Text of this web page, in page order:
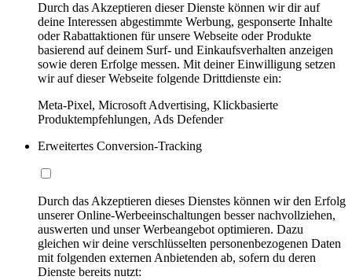
Durch das Akzeptieren dieser Dienste können wir dir auf
deine Interessen abgestimmte Werbung, gesponserte Inhalte
oder Rabattaktionen für unsere Webseite oder Produkte
basierend auf deinem Surf- und Einkaufsverhalten anzeigen
sowie deren Erfolge messen. Mit deiner Einwilligung setzen
wir auf dieser Webseite folgende Drittdienste ein:
Meta-Pixel, Microsoft Advertising, Klickbasierte
Produktempfehlungen, Ads Defender
Erweitertes Conversion-Tracking
Durch das Akzeptieren dieses Dienstes können wir den Erfolg
unserer Online-Werbeeinschaltungen besser nachvollziehen,
auswerten und unser Werbeangebot optimieren. Dazu
gleichen wir deine verschlüsselten personenbezogenen Daten
mit folgenden externen Anbietenden ab, sofern du deren
Dienste bereits nutzt: